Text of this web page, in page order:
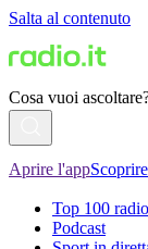
Salta al contenuto
Cosa vuoi
Aprire l'app
Top 100 radio
Podcast